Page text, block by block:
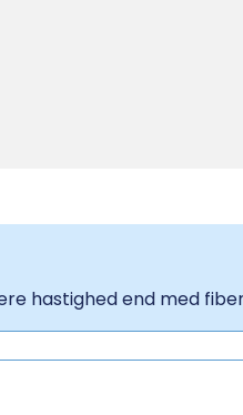
hastighed end med